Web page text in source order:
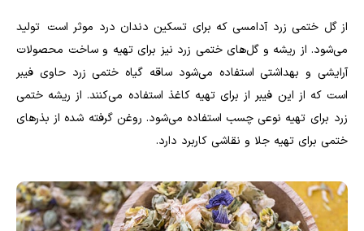
از گل ختمی زرد آدامسی که برای تسکین دندان درد موثر است تولید
می‌شود. از ریشه و گل‌های ختمی زرد نیز برای تهیه و ساخت محصولات
آرایشی و بهداشتی استفاده می‌شود ساقه گیاه ختمی زرد حاوی فیبر
است که از این فیبر از برای تهیه کاغذ استفاده می‌کنند. از ریشه ختمی
زرد برای تهیه نوعی چسب استفاده می‌شود. روغن گرفته شده از بذرهای
ختمی برای تهیه جلا و نقاشی کاربرد دارد.